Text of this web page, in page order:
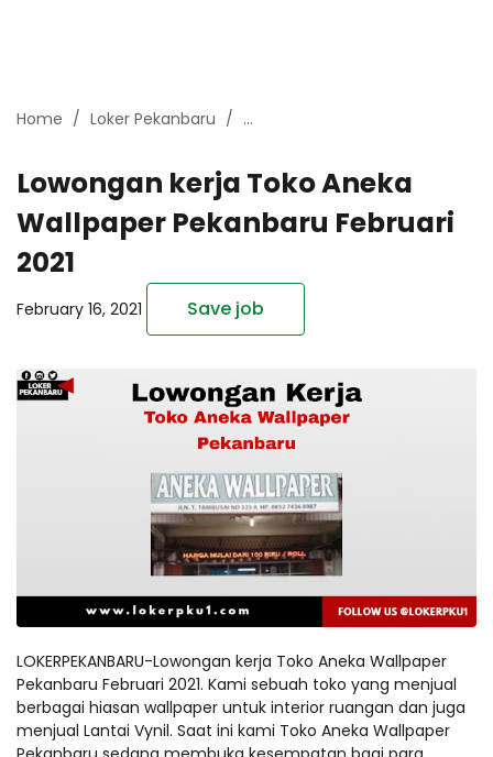
Home Loker Pekanbaru Lowongan Kerja Pekanbaru
Lowongan kerja Toko Aneka
Wallpaper Pekanbaru Februari
2021
February 16, 2021 Save job
LOKERPEKANBARU-Lowongan kerja Toko Aneka Wallpaper
Pekanbaru Februari 2021. Kami sebuah toko yang menjual
berbagai hiasan wallpaper untuk interior ruangan dan juga
menjual Lantai Vynil. Saat ini kami Toko Aneka Wallpaper